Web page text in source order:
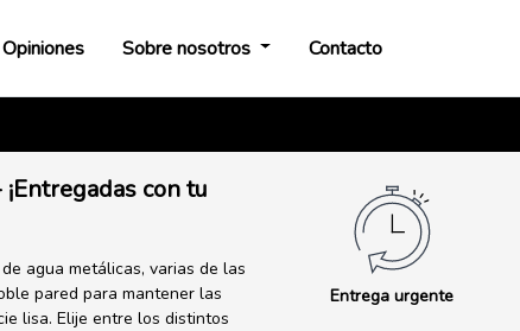
Opiniones Sobre nosotros Contacto
con tu
agua metálicas, varias de las
pared para mantener las
lisa. Elije entre los distintos
Entrega urgente